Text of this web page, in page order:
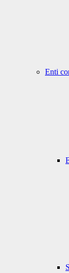
Enti